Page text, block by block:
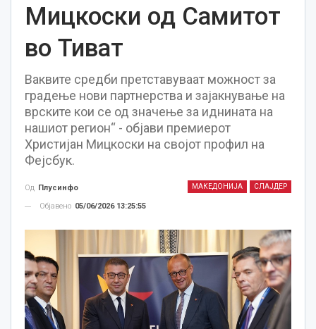
Мицкоски од Самитот
во Тиват
Ваквите средби претставуваат можност за
градење нови партнерства и зајакнување на
врските кои се од значење за иднината на
нашиот регион“ - објави премиерот
Христијан Мицкоски на својот профил на
Фејсбук.
МАКЕДОНИЈА СЛАЈДЕР
Од Плусинфо
Објавено 05/06/2026 13:25:55